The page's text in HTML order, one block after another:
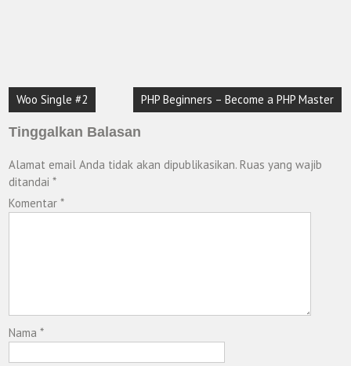
Navigasi
pos
Woo Single #2 PHP Beginners – Become a PHP Master
Tinggalkan Balasan
Alamat email Anda tidak akan dipublikasikan. Ruas yang wajib
ditandai*
Komentar*
Nama*